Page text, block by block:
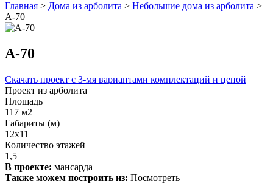
Главная > Дома из арболита > Небольшие дома из арболита >
А-70
А-70
Скачать проект с 3-мя вариантами комплектаций и ценой
Проект из арболита
Площадь
117 м2
Габариты (м)
12x11
Количество этажей
1,5
В проекте: мансарда
Также можем построить из: Посмотреть